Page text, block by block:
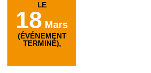
LE
18 Mars
(ÉVÉNEMENT
TERMINÉ),